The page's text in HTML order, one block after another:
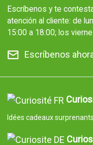
Escríbenos y te
atención al cliente: de
15:00 a 18:00; los
Escríbenos
Idées cadeaux